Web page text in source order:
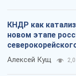
КНДР как
новом этапе
Алексей Кущ 2,0